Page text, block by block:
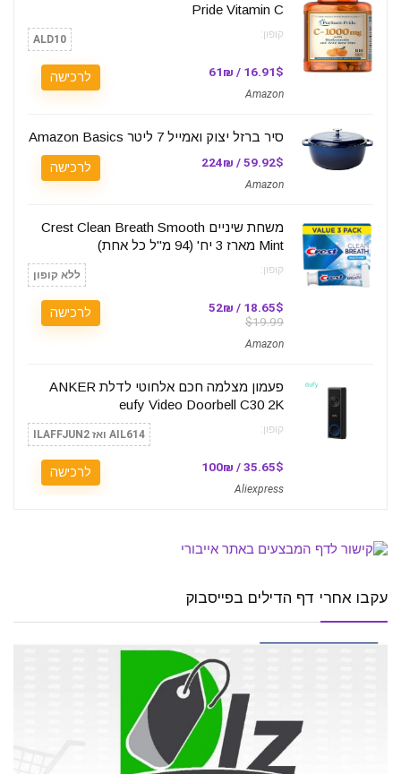
Pride Vitamin C
קופון: ALD10
16.91$ / 61₪
Amazon
לרכישה
סיר ברזל יצוק ואמייל 7 ליטר Amazon Basics
59.92$ / 224₪
Amazon
לרכישה
משחת שיניים Crest Clean Breath Smooth
Mint מארז 3 יח' (94 מ"ל כל אחת)
קופון: ללא קופון
18.65$ / 52₪
$19.99
Amazon
לרכישה
פעמון מצלמה חכם אלחוטי לדלת ANKER
eufy Video Doorbell C30 2K
קופון: AIL614 ואז ILAFFJUN2
35.65$ / 100₪
Aliexpress
לרכישה
עקבו אחרי דף הדילים בפייסבוק